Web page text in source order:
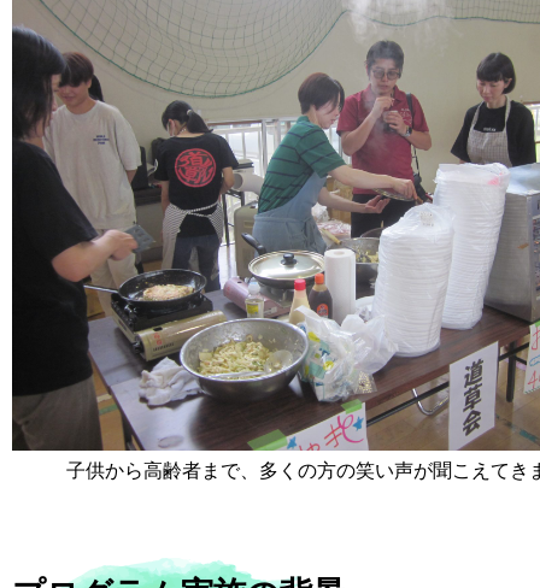
子供から高齢者まで、多くの方の笑い声が聞こえてき